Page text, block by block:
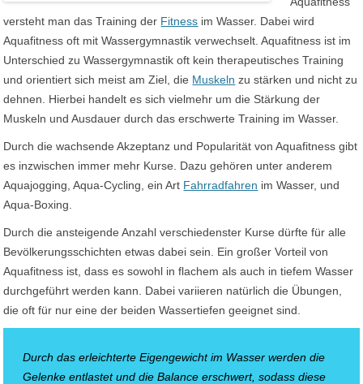
versteht man das Training der Fitness im Wasser. Dabei wird
Aquafitness oft mit Wassergymnastik verwechselt. Aquafitness ist im
Unterschied zu Wassergymnastik oft kein therapeutisches Training
und orientiert sich meist am Ziel, die Muskeln zu stärken und nicht zu
dehnen. Hierbei handelt es sich vielmehr um die Stärkung der
Muskeln und Ausdauer durch das erschwerte Training im Wasser.
Durch die wachsende Akzeptanz und Popularität von Aquafitness gibt
es inzwischen immer mehr Kurse. Dazu gehören unter anderem
Aquajogging, Aqua-Cycling, ein Art Fahrradfahren im Wasser, und
Aqua-Boxing.
Durch die ansteigende Anzahl verschiedenster Kurse dürfte für alle
Bevölkerungsschichten etwas dabei sein. Ein großer Vorteil von
Aquafitness ist, dass es sowohl in flachem als auch in tiefem Wasser
durchgeführt werden kann. Dabei variieren natürlich die Übungen,
die oft für nur eine der beiden Wassertiefen geeignet sind.
Durch das erleichterte Eigengewicht im Wasser werden die
Gelenke entlastet und die Balance erschwert, sodass diese